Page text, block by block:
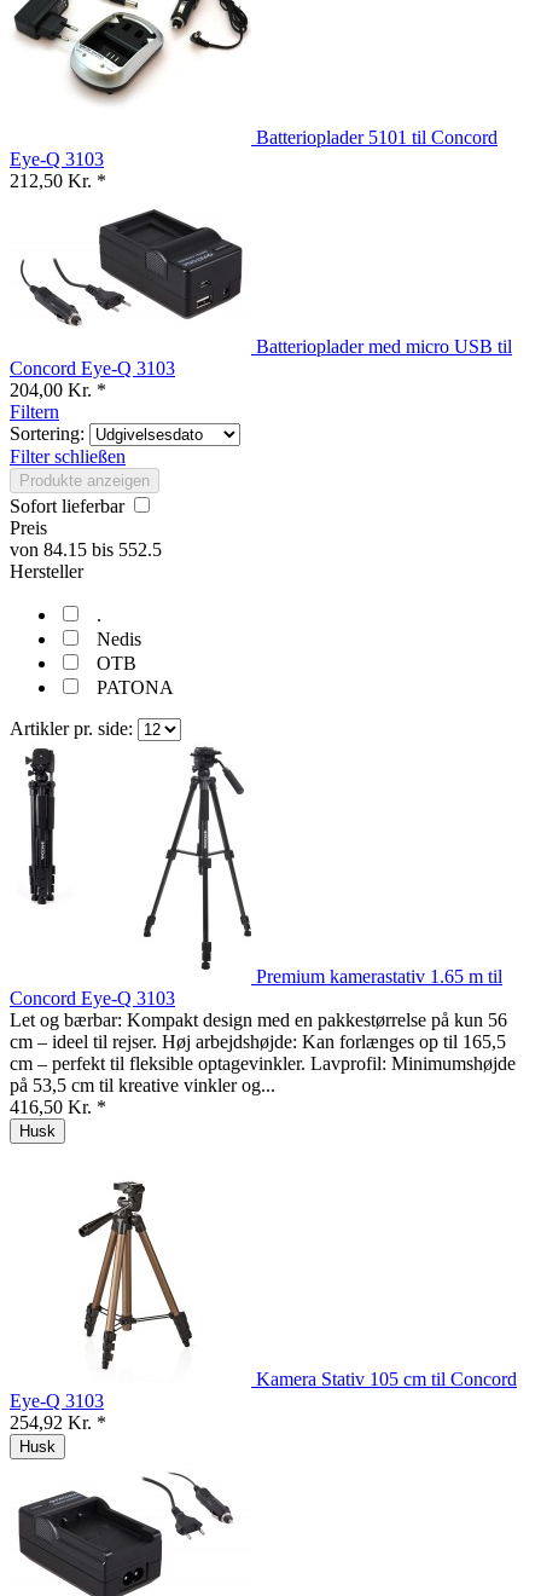
Batterioplader 5101 til Concord
Eye-Q 3103
212,50 Kr. *
Batterioplader med micro USB til
Concord Eye-Q 3103
204,00 Kr. *
Filtern
Sortering:
Filter schließen
Produkte anzeigen
Sofort lieferbar
Preis
von 84.15 bis 552.5
Hersteller
.
Nedis
OTB
PATONA
Artikler pr. side:
Premium kamerastativ 1.65 m til
Concord Eye-Q 3103
Let og bærbar: Kompakt design med en pakkestørrelse på kun 56
cm – ideel til rejser. Høj arbejdshøjde: Kan forlænges op til 165,5
cm – perfekt til fleksible optagevinkler. Lavprofil: Minimumshøjde
på 53,5 cm til kreative vinkler og...
416,50 Kr. *
Husk
Kamera Stativ 105 cm til Concord
Eye-Q 3103
254,92 Kr. *
Husk